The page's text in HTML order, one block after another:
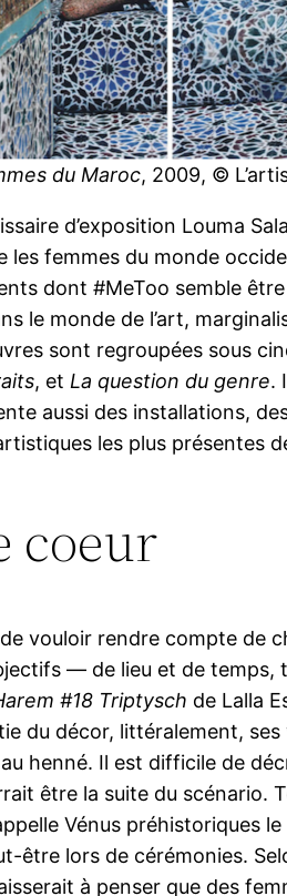
du Maroc, 2009, ©
d’exposition Louma
les femmes du monde
dont #MeToo semble
le monde de l’art,
sont regroupées sous
, et La question du genre.
aussi des installations,
les plus présentes
coeur
vouloir rendre compte de
— de lieu et de temps,
#18 Triptysch de Lalla
du décor, littéralement,
henné. Il est difficile de
être la suite du scénario.
Vénus préhistoriques
être lors de cérémonies.
à penser que des